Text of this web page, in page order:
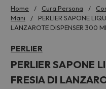
Home Cura Persona
Mani
PERLIER SAPONE
LANZAROTE DISPENSER 300
PERLIER
PERLIER SAPONE
FRESIA DI